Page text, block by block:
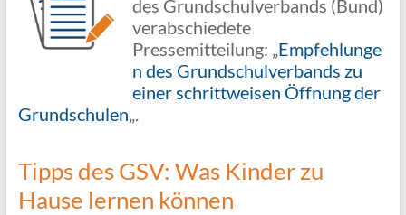
des Grundschulverbands (Bund)
verabschiedete
Pressemitteilung: „Empfehlunge
n des Grundschulverbands zu
einer schrittweisen Öffnung der
Grundschulen„.
Tipps des GSV: Was Kinder zu
Hause lernen können